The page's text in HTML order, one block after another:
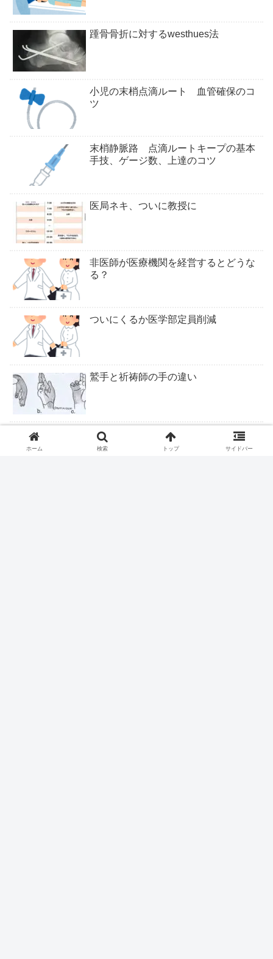
踵骨骨折に対するwesthues法
小児の末梢点滴ルート 血管確保のコ
ツ
末梢静脈路 点滴ルートキープの基本
手技、ゲージ数、上達のコツ
医局ネキ、ついに教授に
非医師が医療機関を経営するとどうな
る？
ついにくるか医学部定員削減
鷲手と祈祷師の手の違い
ロキソニンテープは腰痛症に適応なし
ホーム 検索 トップ サイドバー